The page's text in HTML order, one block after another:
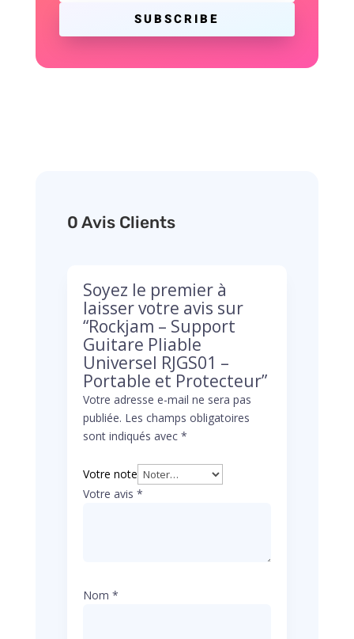
SUBSCRIBE
0 Avis Clients
Soyez le premier à
laisser votre avis sur
“Rockjam – Support
Guitare Pliable
Universel RJGS01 –
Portable et Protecteur”
Votre adresse e-mail ne sera pas
publiée. Les champs obligatoires
sont indiqués avec *
Votre note
Votre avis *
Nom *